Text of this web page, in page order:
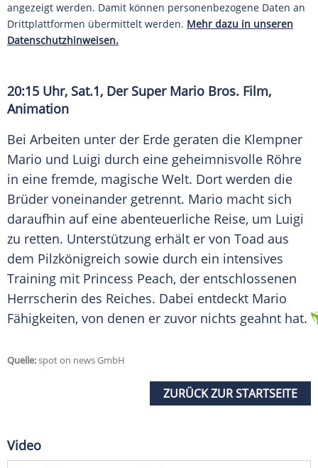
angezeigt werden. Damit können personenbezogene Daten an
Drittplattformen übermittelt werden. Mehr dazu in unseren
Datenschutzhinweisen.
20:15 Uhr, Sat.1, Der Super Mario Bros. Film,
Animation
Bei Arbeiten unter der Erde geraten die Klempner
Mario und Luigi durch eine geheimnisvolle Röhre
in eine fremde, magische Welt. Dort werden die
Brüder voneinander getrennt. Mario macht sich
daraufhin auf eine abenteuerliche Reise, um Luigi
zu retten. Unterstützung erhält er von Toad aus
dem Pilzkönigreich sowie durch ein intensives
Training mit Princess Peach, der entschlossenen
Herrscherin des Reiches. Dabei entdeckt Mario
Fähigkeiten, von denen er zuvor nichts geahnt hat.
Quelle:spot on news GmbH
ZURÜCK ZUR STARTSEITE
Video